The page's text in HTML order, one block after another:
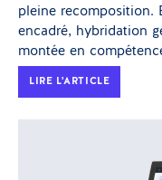
pleine recomposition.
encadré, hybridation
montée en
LIRE L'ARTICLE